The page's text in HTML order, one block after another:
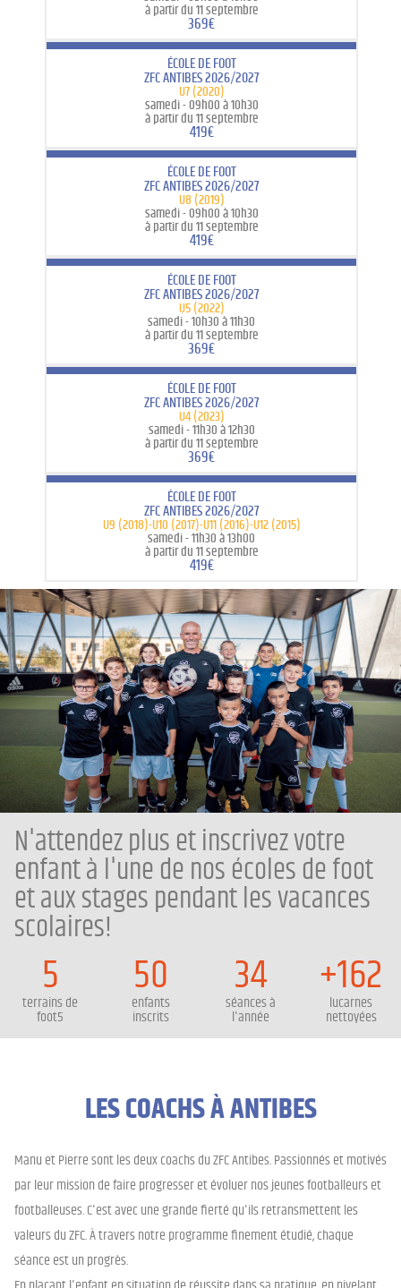
à partir du 11 septembre
369€
ÉCOLE DE FOOT
ZFC ANTIBES 2026/2027
U7 (2020)
samedi - 09h00 à 10h30
à partir du 11 septembre
419€
ÉCOLE DE FOOT
ZFC ANTIBES 2026/2027
U8 (2019)
samedi - 09h00 à 10h30
à partir du 11 septembre
419€
ÉCOLE DE FOOT
ZFC ANTIBES 2026/2027
U5 (2022)
samedi - 10h30 à 11h30
à partir du 11 septembre
369€
ÉCOLE DE FOOT
ZFC ANTIBES 2026/2027
U4 (2023)
samedi - 11h30 à 12h30
à partir du 11 septembre
369€
ÉCOLE DE FOOT
ZFC ANTIBES 2026/2027
U9 (2018)-U10 (2017)-U11 (2016)-U12 (2015)
samedi - 11h30 à 13h00
à partir du 11 septembre
419€
N'attendez plus et inscrivez votre
enfant à l'une de nos écoles de foot
et aux stages pendant les vacances
scolaires!
5
terrains de
foot5
50
enfants
inscrits
34
séances à
l'année
+162
lucarnes
nettoyées
LES COACHS À ANTIBES
Manu et Pierre sont les deux coachs du ZFC Antibes. Passionnés et motivés
par leur mission de faire progresser et évoluer nos jeunes footballeurs et
footballeuses. C'est avec une grande fierté qu'ils retransmettent les
valeurs du ZFC. À travers notre programme finement étudié, chaque
séance est un progrès.